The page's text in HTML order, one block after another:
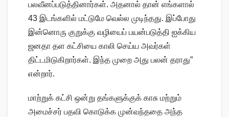
பலவீனப்படுத்தினார்கள். அதனால் தான் எங்களால்
43 இடங்களில் மட்டுமே வெல்ல முடிந்தது. இப்போது
இன்னொரு குறுக்கு வழியைப் பயன்படுத்தி ஐக்கிய
ஜனதா தள கட்சியை காலி செய்ய அவர்கள்
திட்டமிடுகிறார்கள். இந்த முறை அது பலன் தராது”
என்றார்.
மாற்றுக் கட்சி ஒன்று தங்களுக்குக் காசு மற்றும்
அமைச்சர் பதவி கொடுக்க முன்வந்ததை அந்த